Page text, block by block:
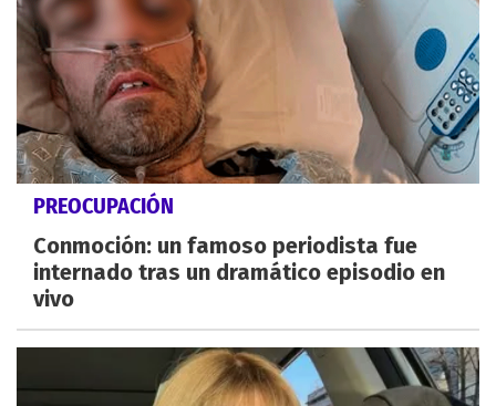
PREOCUPACIÓN
Conmoción: un famoso periodista fue
internado tras un dramático episodio en
vivo